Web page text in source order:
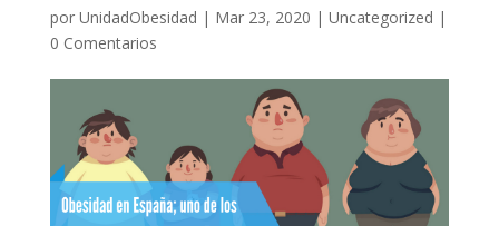
por UnidadObesidad | Mar 23, 2020 | Uncategorized |
0 Comentarios